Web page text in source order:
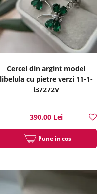
Cercei din argint model
libelula cu pietre verzi 11-1-
i37272V
390.00 Lei
Pune in cos